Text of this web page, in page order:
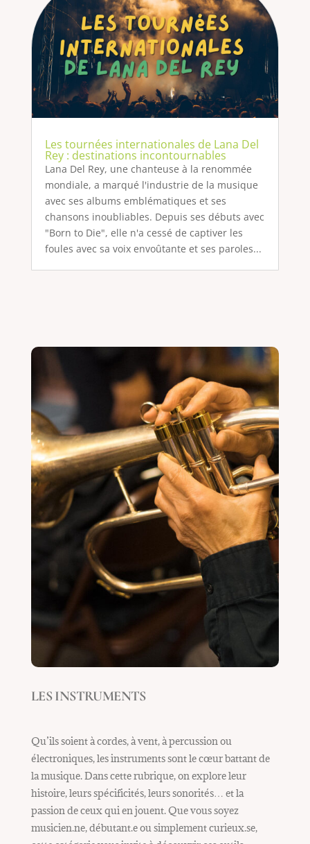
Les tournées internationales de Lana Del
Rey : destinations incontournables
Lana Del Rey, une chanteuse à la renommée
mondiale, a marqué l'industrie de la musique
avec ses albums emblématiques et ses
chansons inoubliables. Depuis ses débuts avec
"Born to Die", elle n'a cessé de captiver les
foules avec sa voix envoûtante et ses paroles...
LES INSTRUMENTS
Qu’ils soient à cordes, à vent, à percussion ou
électroniques, les instruments sont le cœur battant de
la musique. Dans cette rubrique, on explore leur
histoire, leurs spécificités, leurs sonorités… et la
passion de ceux qui en jouent. Que vous soyez
musicien.ne, débutant.e ou simplement curieux.se,